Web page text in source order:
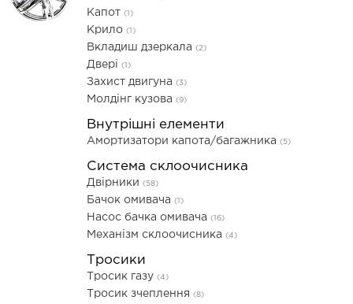
Капот (1)
Крило (1)
Вкладиш дзеркала (2)
Двері (1)
Захист двигуна (3)
Молдінг кузова (9)
Внутрішні елементи
Амортизатори капота/багажника (5)
Система склоочисника
Двірники (58)
Бачок омивача (1)
Насос бачка омивача (16)
Механізм склоочисника (4)
Тросики
Тросик газу (4)
Тросик зчеплення (8)